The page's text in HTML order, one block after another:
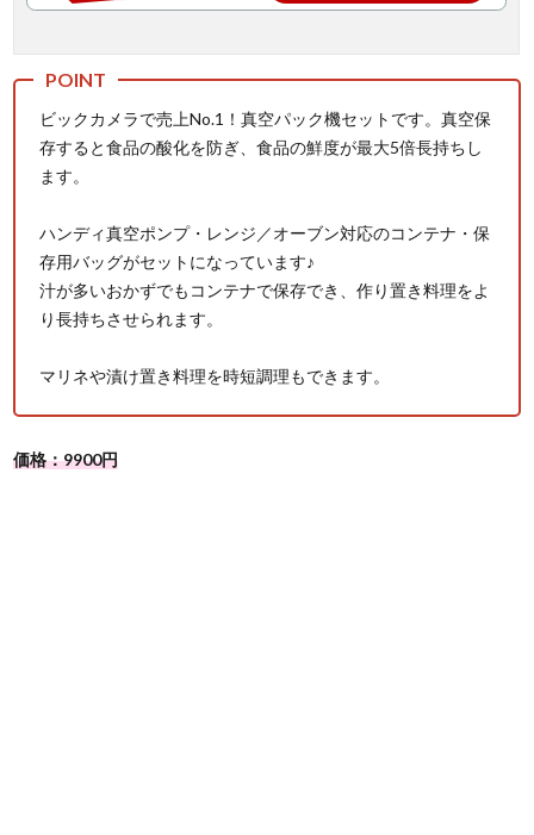
ビックカメラで売上No.1！真空パック機セットです。真空保
存すると食品の酸化を防ぎ、食品の鮮度が最大5倍長持ちし
ます。
ハンディ真空ポンプ・レンジ／オーブン対応のコンテナ・保
存用バッグがセットになっています♪
汁が多いおかずでもコンテナで保存でき、作り置き料理をよ
り長持ちさせられます。
マリネや漬け置き料理を時短調理もできます。
価格：9900円